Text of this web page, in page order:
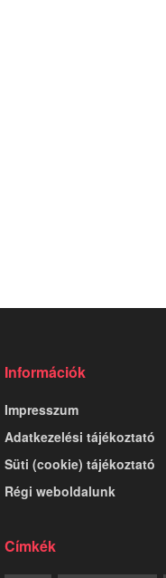
Információk
Impresszum
Adatkezelési tájékoztató
Süti (cookie) tájékoztató
Régi weboldalunk
Címkék